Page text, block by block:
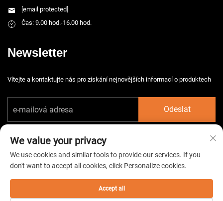
[email protected]
Čas: 9.00 hod.-16.00 hod.
Newsletter
Vítejte a kontaktujte nás pro získání nejnovějších informací o produktech
Odeslat
Copyright © 2026 China Taizhou HarsMarg Electromechenical Co. Ltd.
Všechna práva vyhrazena. - Zásady ochrany soukromí
We value your privacy
We use cookies and similar tools to provide our services. If you
don't want to accept all cookies, click Personalize cookies.
Accept all